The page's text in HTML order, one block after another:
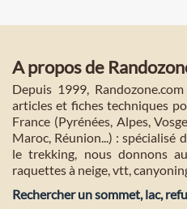
A propos de
Depuis 1999,
articles et fiches techniques
France (Pyrénées, Alpes,
Maroc, Réunion...) : spécialisé
le trekking, nous donnons
raquettes à neige, vtt,
Rechercher un sommet, lac,